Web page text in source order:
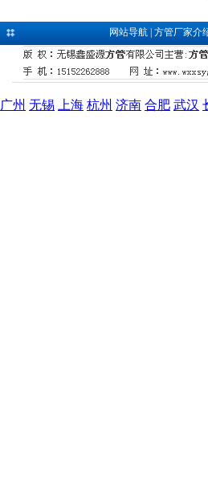
网站导航| 方管厂家介
广州 无锡 上海 杭州 济南 合肥 武汉